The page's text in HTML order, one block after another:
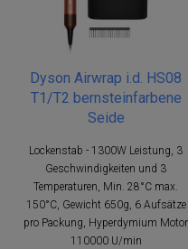
Dyson Airwrap i.d. HS08
T1/T2 bernsteinfarbene
Seide
Lockenstab - 1300W Leistung, 3
Geschwindigkeiten und 3
Temperaturen, Min. 28°C max.
150°C, Gewicht 650g, 6 Aufsätze
pro Packung, Hyperdymium Motor
110000 U/min